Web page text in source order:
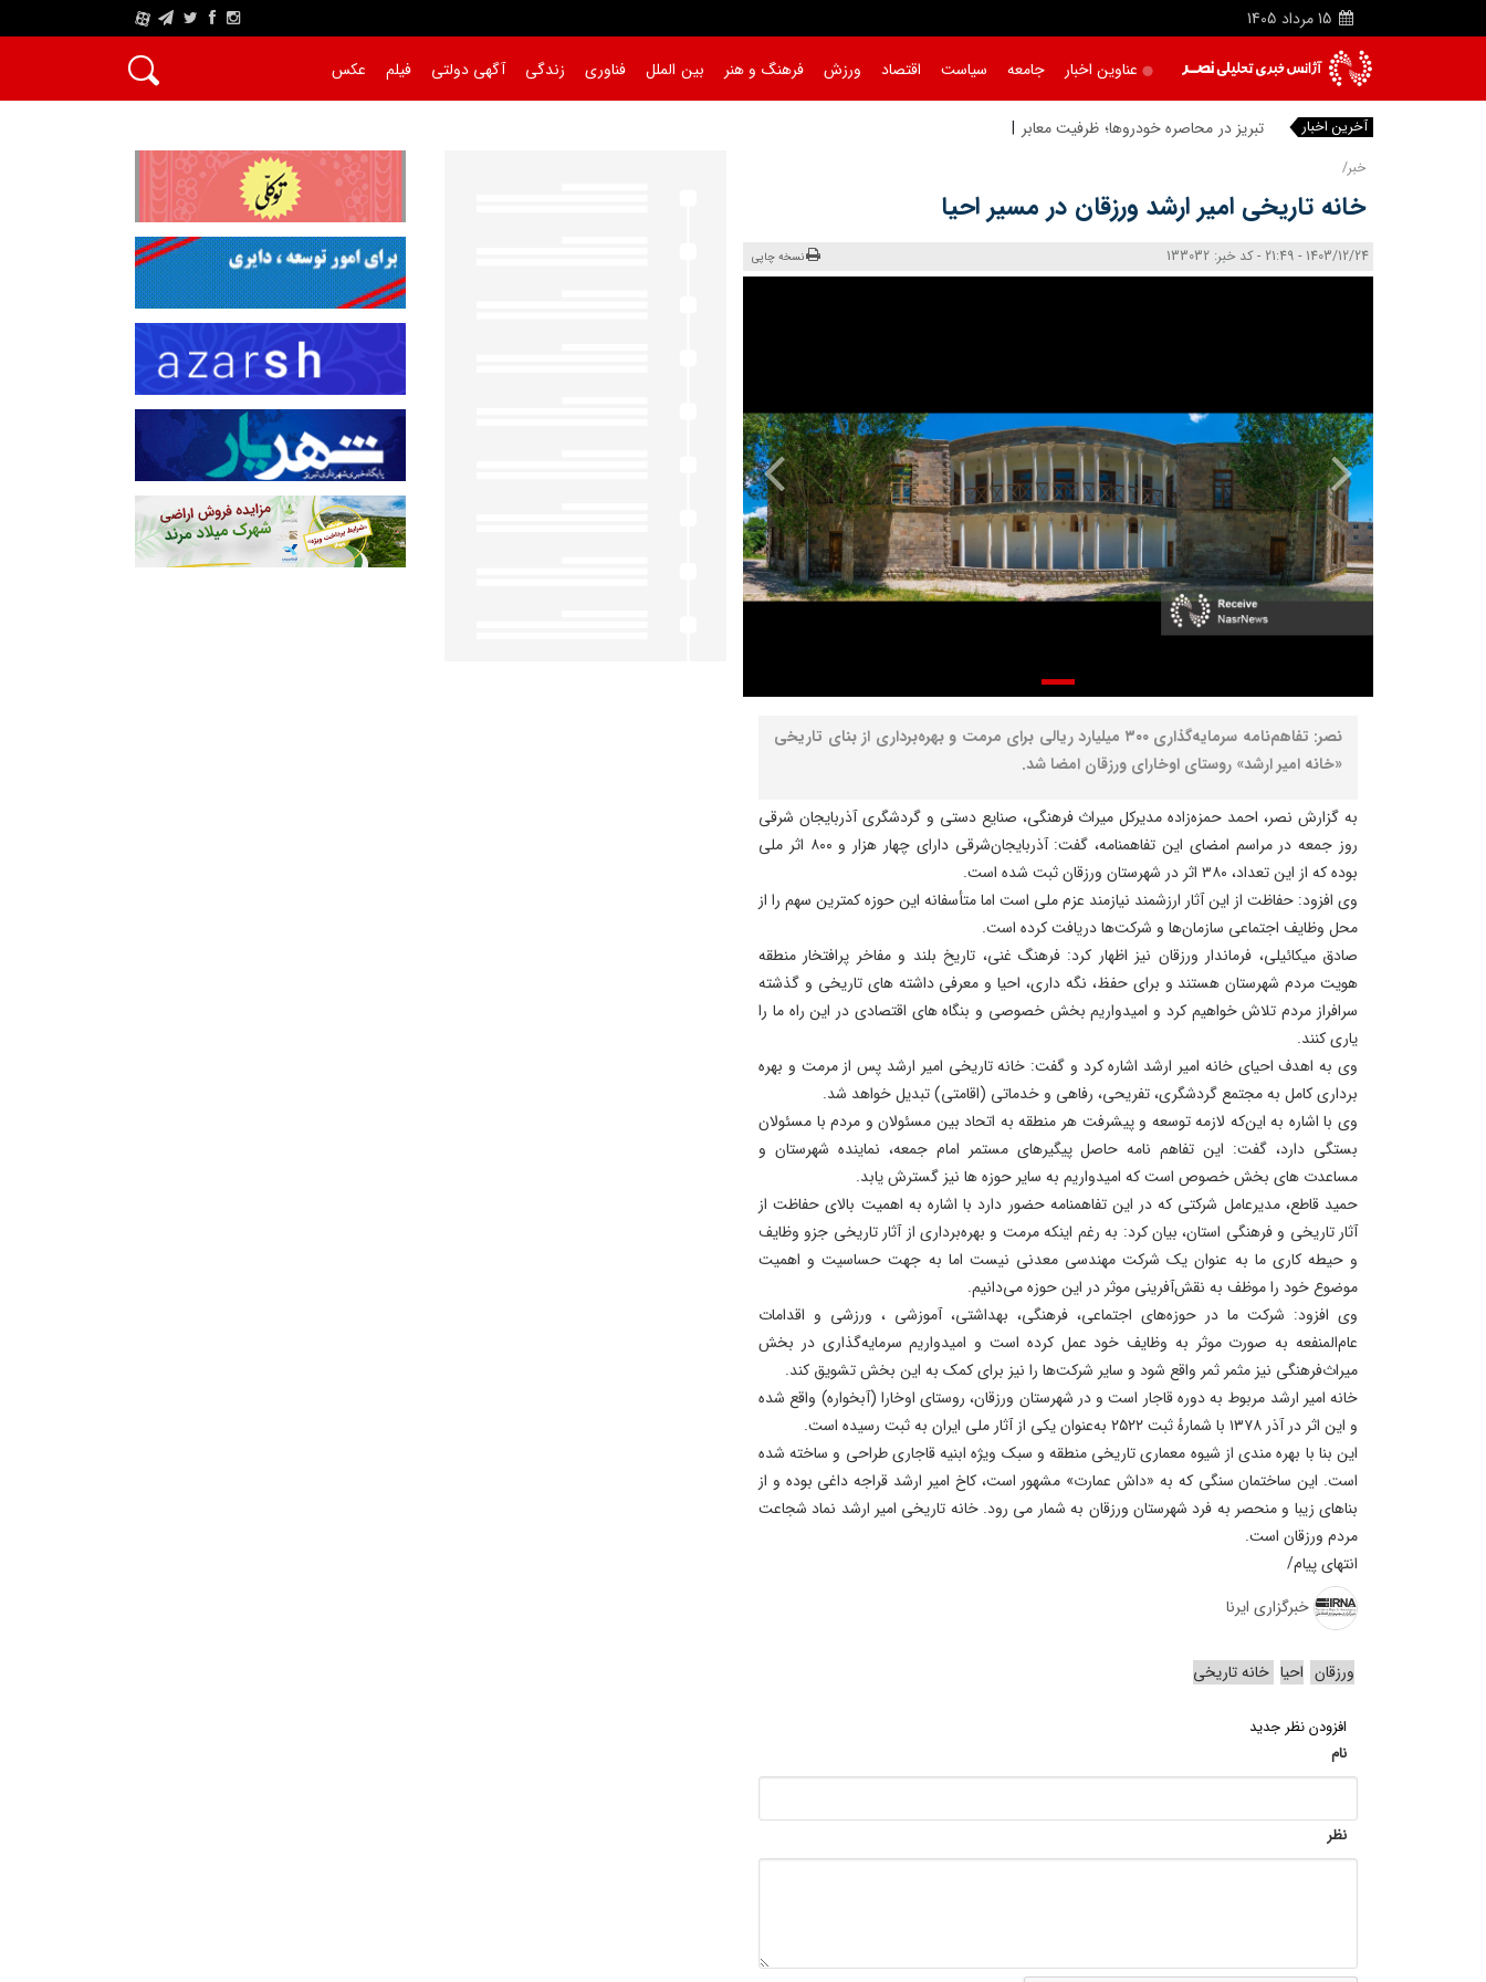
15 مرداد 1405
A
عناوین اخبار جامعه سیاست اقتصاد ورزش فرهنگ و هنر بین الملل فناوری زندگی آگهی دولتی فیلم عکس
آخرین اخبار تبریز در محاصره خودروها؛ ظرفیت معابر پاسخگوی
خبر/
خانه تاریخی امیر ارشد ورزقان در مسیر احیا
1403/12/24 - 21:49 - کد خبر: 133032 نسخه چاپی
نصر: تفاهم‌نامه سرمایه‌گذاری ۳۰۰ میلیارد ریالی برای مرمت و بهره‌برداری از بنای تاریخی
«خانه امیر ارشد» روستای اوخارای ورزقان‌ امضا شد.
به گزارش نصر، احمد حمزه‌زاده مدیرکل میراث‌ فرهنگی، صنایع دستی و گردشگری آذربایجان شرقی
روز جمعه در مراسم امضای این تفاهمنامه، گفت: آذربایجان‌شرقی دارای چهار هزار و ۸۰۰ اثر ملی
بوده که از این تعداد، ۳۸۰ اثر در شهرستان ورزقان ثبت شده است.
وی افزود: حفاظت از این آثار ارزشمند نیازمند عزم ملی است اما متأسفانه این حوزه کمترین سهم را از
محل وظایف اجتماعی سازمان‌ها و شرکت‌ها دریافت کرده است.
صادق میکائیلی، فرماندار ورزقان نیز اظهار کرد: فرهنگ غنی، تاریخ بلند و مفاخر پرافتخار منطقه
هویت مردم شهرستان هستند و برای حفظ، نگه داری، احیا و معرفی داشته های تاریخی و گذشته
سرافراز مردم تلاش خواهیم کرد و امیدواریم بخش خصوصی و بنگاه های اقتصادی در این راه ما را
یاری کنند.
وی به اهدف احیای خانه امیر ارشد اشاره کرد و گفت: خانه تاریخی امیر ارشد پس از مرمت و بهره
برداری کامل به مجتمع گردشگری، تفریحی، رفاهی و خدماتی (اقامتی) تبدیل خواهد شد.
وی با اشاره به این‌که لازمه توسعه و پیشرفت هر منطقه به اتحاد بین مسئولان و مردم با مسئولان
بستگی دارد، گفت: این تفاهم نامه حاصل پیگیرهای مستمر امام جمعه، نماینده شهرستان و
مساعدت های بخش خصوص است که امیدواریم به سایر حوزه ها نیز گسترش یابد.
حمید قاطع، مدیرعامل شرکتی که در این تفاهمنامه حضور دارد با اشاره به اهمیت بالای حفاظت از
آثار تاریخی و فرهنگی استان، بیان کرد: به رغم اینکه مرمت و بهره‌برداری از آثار تاریخی جزو وظایف
و حیطه کاری ما به عنوان یک شرکت مهندسی معدنی نیست اما به جهت حساسیت و اهمیت
موضوع خود را موظف به نقش‌آفرینی موثر در این حوزه می‌دانیم.
وی افزود: شرکت ما در حوزه‌های اجتماعی، فرهنگی، بهداشتی، آموزشی ، ورزشی و اقدامات
عام‌المنفعه به صورت موثر به وظایف خود عمل کرده است و امیدواریم سرمایه‌گذاری در بخش
میراث‌فرهنگی نیز مثمر ثمر واقع شود و سایر شرکت‌ها را نیز برای کمک به این بخش تشویق کند.
خانه امیر ارشد مربوط به دوره قاجار است و در شهرستان ورزقان، روستای اوخارا (آبخواره) واقع شده
و این اثر در آذر ۱۳۷۸ با شمارهٔ ثبت ۲۵۲۲ به‌عنوان یکی از آثار ملی ایران به ثبت رسیده است.
این بنا با بهره‌ مندی از شیوه معماری تاریخی منطقه و سبک ویژه ابنیه قاجاری طراحی و ساخته شده
است. این ساختمان سنگی که به «داش عمارت» مشهور است، کاخ امیر ارشد قراجه داغی بوده و از
بناهای زیبا و منحصر به فرد شهرستان ورزقان به شمار می رود. خانه تاریخی امیر ارشد نماد شجاعت
مردم ورزقان است.
انتهای پیام/
خبرگزاری ایرنا
ورزقان احیا خانه‌ تاریخی
افزودن نظر جدید
نام
نظر